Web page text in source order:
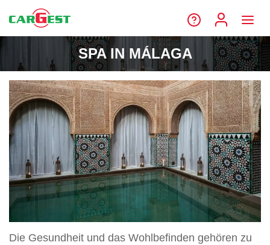
SPA IN MÁLAGA
Die Gesundheit und das Wohlbefinden gehören zu